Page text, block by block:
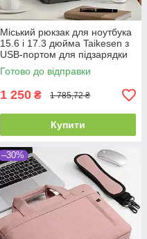
Міський рюкзак для ноутбука
15.6 і 17.3 дюйма Taikesen з
USB-портом для підзарядки
Готово до відправки
1 250 ₴ 1 785,72 ₴
Купити
–30%